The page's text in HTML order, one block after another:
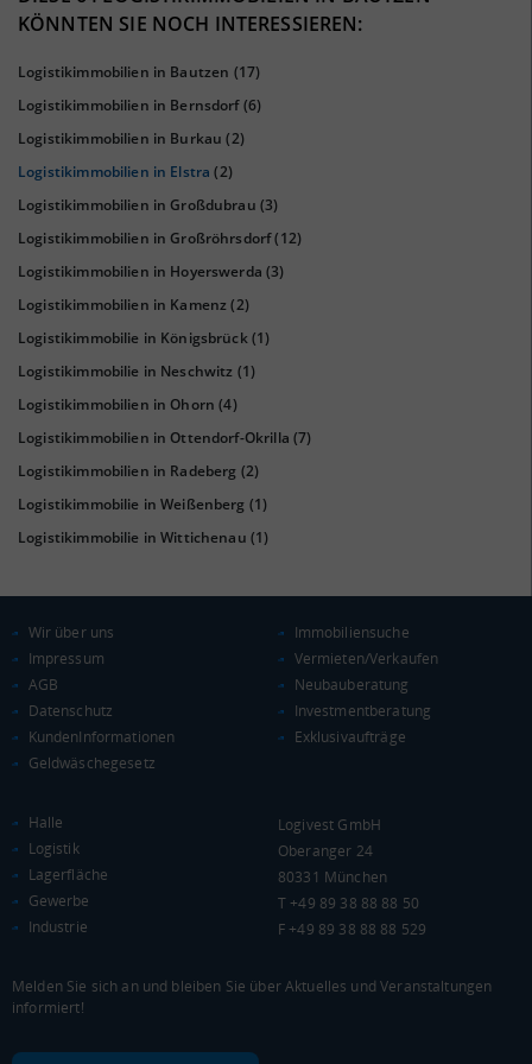
Euro pro Kopf
Kaufkraftindex
KAUFKRAFT - EURO PRO KOPF
20.484 €
22.651 €
WIRTSCHAFTSKRAFT (STAND: 2018)
BRUTTOINLANDSPRODUKT
(LANDKREIS / KREISFREIE STADT)
Gesamt BIP je Erwerbstätigen BIP je Einwohner
7.961.611 Tsd. €
Gesamt Handel und
KÖNNTEN SIE NOCH INTERESSIEREN:
Logistikimmobilien in Bautzen (17)
Logistikimmobilien in Bernsdorf(6)
Logistikimmobilien in Burkau (2)
Logistikimmobilien in Elstra (2)
Logistikimmobilien in Großdubrau (3)
Logistikimmobilien in Großröhrsdorf(12)
Logistikimmobilien in Hoyerswerda (3)
Logistikimmobilien in Kamenz(2)
Logistikimmobilie in Königsbrück(1)
Logistikimmobilie in Neschwitz (1)
Logistikimmobilien in Ohorn (4)
Logistikimmobilien in Ottendorf-Okrilla (7)
Logistikimmobilien in Radeberg (2)
Logistikimmobilie in Weißenberg (1)
Logistikimmobilie in Wittichenau (1)
Wir über uns
Impressum
AGB
Datenschutz
KundenInformationen
Geldwäschegesetz
Immobiliensuche
Vermieten/Verkaufen
Neubauberatung
Investmentberatung
Exklusivaufträge
Halle
Logistik
Lagerfläche
Gewerbe
Industrie
Logivest GmbH
Oberanger 24
80331 München
T +49 89 38 88 88 50
F +49 89 38 88 88 529
Melden Sie sich an und bleiben Sie über Aktuelles und Veranstaltungen
informiert!